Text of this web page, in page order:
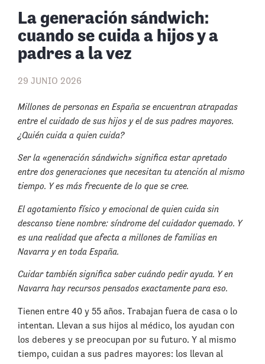
La generación sándwich:
cuando se cuida a hijos y a
padres a la vez
29 JUNIO 2026
Millones de personas en España se encuentran atrapadas
entre el cuidado de sus hijos y el de sus padres mayores.
¿Quién cuida a quien cuida?
Ser la «generación sándwich» significa estar apretado
entre dos generaciones que necesitan tu atención al mismo
tiempo. Y es más frecuente de lo que se cree.
El agotamiento físico y emocional de quien cuida sin
descanso tiene nombre: síndrome del cuidador quemado. Y
es una realidad que afecta a millones de familias en
Navarra y en toda España.
Cuidar también significa saber cuándo pedir ayuda. Y en
Navarra hay recursos pensados exactamente para eso.
Tienen entre 40 y 55 años. Trabajan fuera de casa o lo
intentan. Llevan a sus hijos al médico, los ayudan con
los deberes y se preocupan por su futuro. Y al mismo
tiempo, cuidan a sus padres mayores: los llevan al